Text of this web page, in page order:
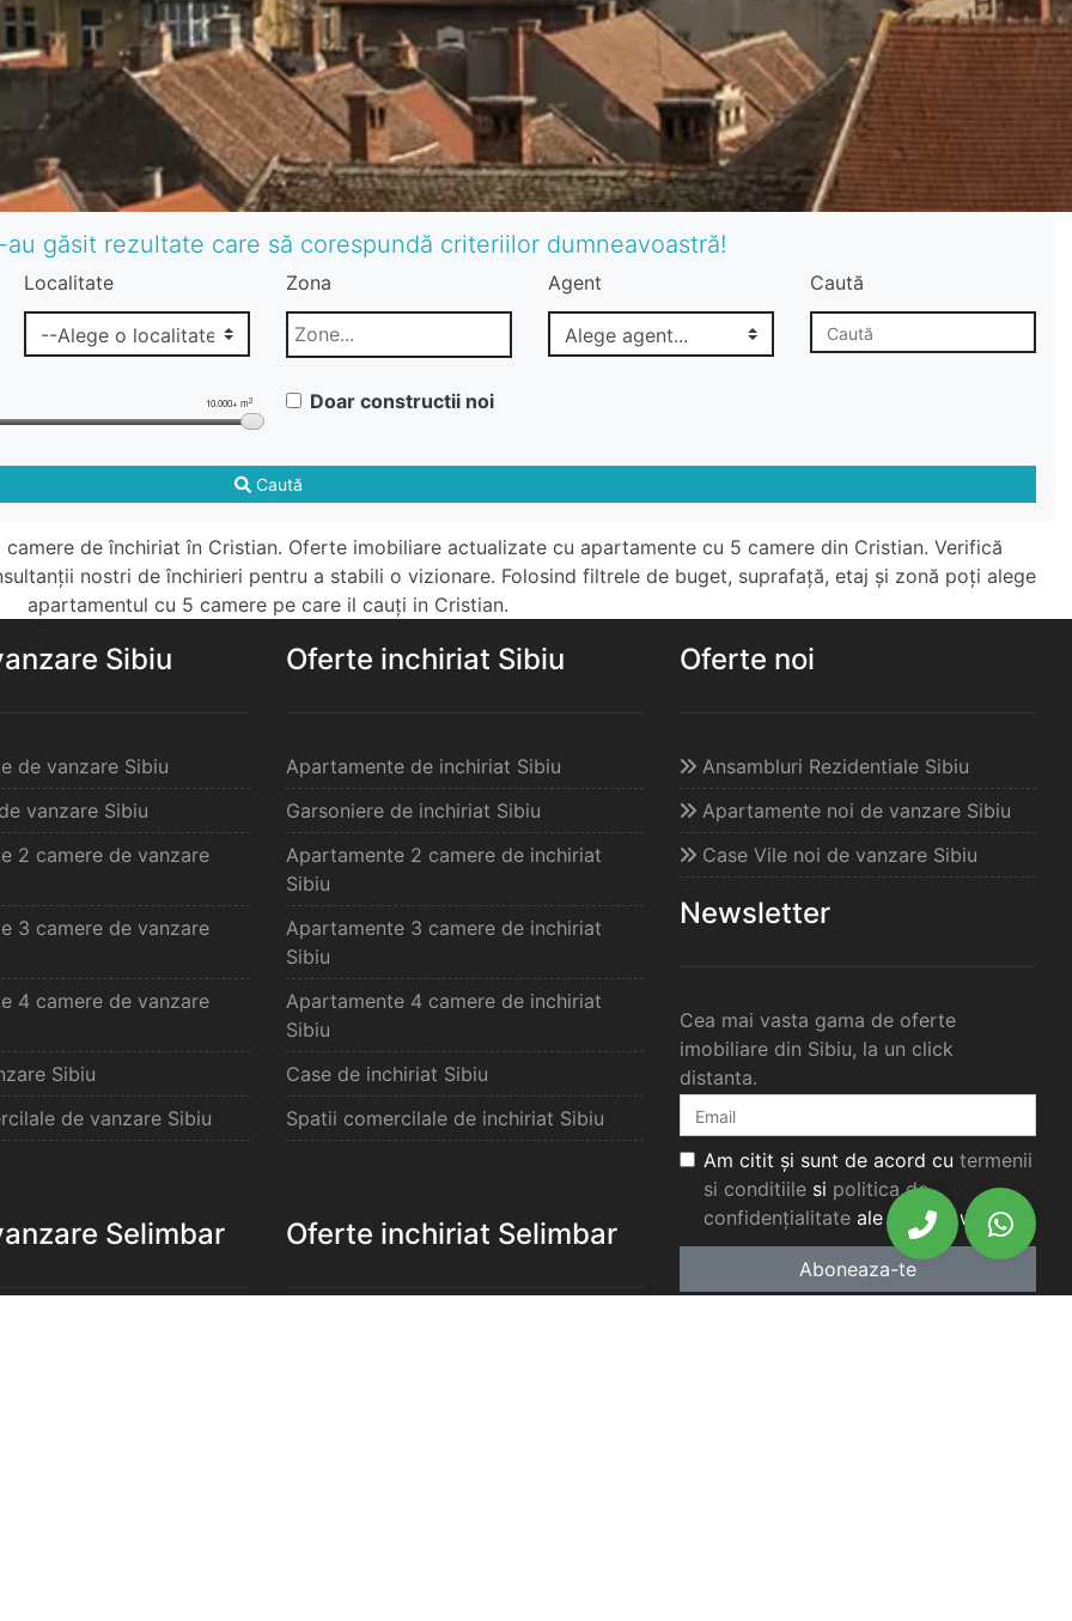
găsit rezultate care să corespundă criteriilor dumneavoastră!
Localitate Zona Agent Caută
10.000+ m2 Doar constructii noi
Caută
de închiriat în Cristian. Oferte imobiliare actualizate cu apartamente cu 5 camere din Cristian. Verifică
nostri de închirieri pentru a stabili o vizionare. Folosind filtrele de buget, suprafață, etaj și zonă poți alege
apartamentul cu 5 camere pe care il cauți in Cristian.
Sibiu
de vanzare Sibiu
vanzare Sibiu
2 camere de vanzare
3 camere de vanzare
4 camere de vanzare
Sibiu
de vanzare Sibiu
Selimbar
Oferte inchiriat Sibiu
Apartamente de inchiriat Sibiu
Garsoniere de inchiriat Sibiu
Apartamente 2 camere de inchiriat
Sibiu
Apartamente 3 camere de inchiriat
Sibiu
Apartamente 4 camere de inchiriat
Sibiu
Case de inchiriat Sibiu
Spatii comercilale de inchiriat Sibiu
Oferte inchiriat Selimbar
Oferte noi
Ansambluri Rezidentiale Sibiu
Apartamente noi de vanzare Sibiu
Case Vile noi de vanzare Sibiu
Newsletter
Cea mai vasta gama de oferte
imobiliare din Sibiu, la un click
distanta.
Am citit și sunt de acord cu termenii
si conditiilesi politica de
confidențialitateale acestui website.
Aboneaza-te